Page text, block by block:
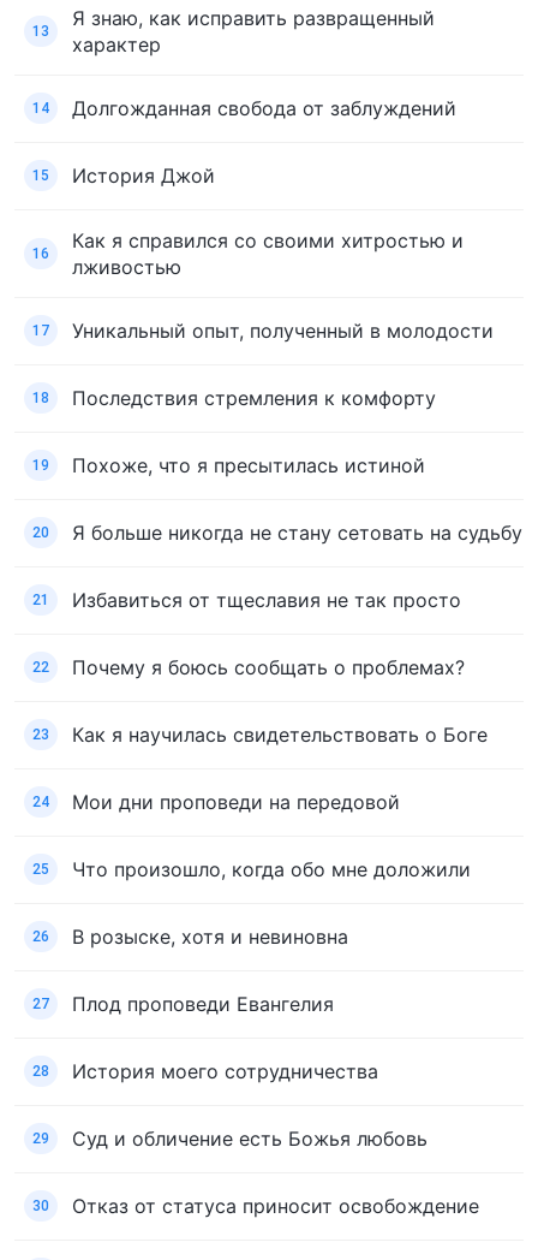
13
Я знаю, как исправить развращенный
характер
14 Долгожданная свобода от заблуждений
15 История Джой
16
Как я справился со своими хитростью и
лживостью
17 Уникальный опыт, полученный в молодости
18 Последствия стремления к комфорту
19 Похоже, что я пресытилась истиной
20 Я больше никогда не стану сетовать на судьбу
21 Избавиться от тщеславия не так просто
22 Почему я боюсь сообщать о проблемах?
23 Как я научилась свидетельствовать о Боге
24 Мои дни проповеди на передовой
25 Что произошло, когда обо мне доложили
26 В розыске, хотя и невиновна
27 Плод проповеди Евангелия
28 История моего сотрудничества
29 Суд и обличение есть Божья любовь
30 Отказ от статуса приносит освобождение